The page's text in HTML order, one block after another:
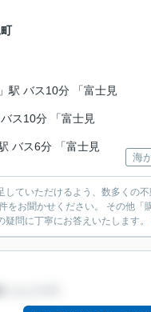
」駅 バス10分 「富士見
バス10分 「富士見
バス6分 「富士見
海
ていただけるよう、数多くの
お聞かせください。 その他
問に丁寧にお答えいたします